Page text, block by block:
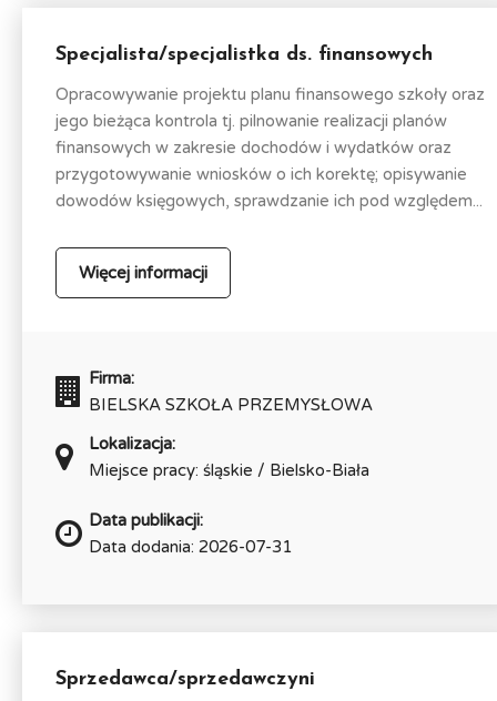
Specjalista/specjalistka ds. finansowych
Opracowywanie projektu planu finansowego szkoły oraz
jego bieżąca kontrola tj. pilnowanie realizacji planów
finansowych w zakresie dochodów i wydatków oraz
przygotowywanie wniosków o ich korektę; opisywanie
dowodów księgowych, sprawdzanie ich pod względem...
Więcej informacji
Firma:
BIELSKA SZKOŁA PRZEMYSŁOWA
Lokalizacja:
Miejsce pracy: śląskie / Bielsko-Biała
Data publikacji:
Data dodania: 2026-07-31
Sprzedawca/sprzedawczyni